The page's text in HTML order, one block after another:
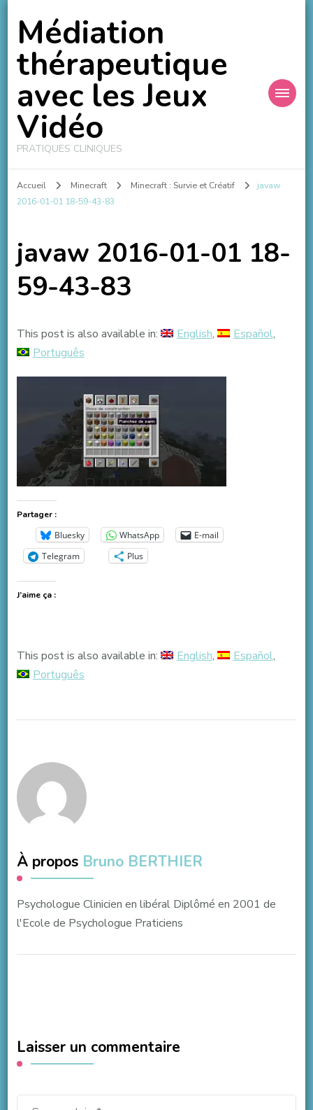
Médiation
thérapeutique
avec les Jeux
Vidéo
PRATIQUES CLINIQUES
Accueil Minecraft Minecraft : Survie et Créatif
javaw
2016-01-01 18-59-43-83
javaw 2016-01-01 18-
59-43-83
This post is also available in: English
Español
Português
Partager :
Bluesky WhatsApp
E-mail
Telegram
Plus
J’aime ça :
This post is also available in: English
Español
Português
À propos Bruno BERTHIER
Psychologue Clinicien en libéral Diplômé en 2001 de
l'Ecole de Psychologue Praticiens
Laisser un commentaire